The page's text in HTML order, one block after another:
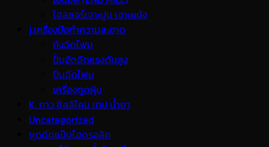
โฮลซอร์เจาะปูน เจาะผนัง
j.เครื่องมือทำความสะอาด
ถังฉีดโฟม
ปั้มอัดฉีดแรงดันสูง
ปืนฉีดโฟม
เครื่องดูดฝุ่น
K. กาว ซิลลิโคน เทป น้ำยา
Uncategorized
ชุดดัดแป๊บไฮดรอลิค